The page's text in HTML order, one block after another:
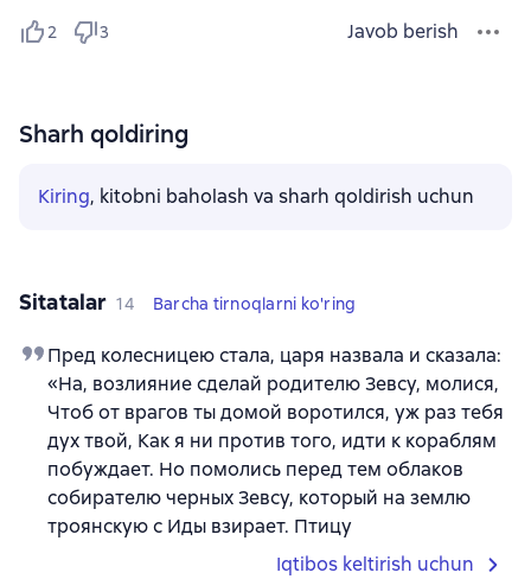
2 3 Javob berish
Sharh qoldiring
Kiring, kitobni baholash va sharh qoldirish uchun
Sitatalar 14 Barcha tirnoqlarni ko'ring
Пред колесницею стала, царя назвала и сказала:
«На, возлияние сделай родителю Зевсу, молися,
Чтоб от врагов ты домой воротился, уж раз тебя
дух твой, Как я ни против того, идти к кораблям
побуждает. Но помолись перед тем облаков
собирателю черных Зевсу, который на землю
троянскую с Иды взирает. Птицу
Iqtibos keltirish uchun